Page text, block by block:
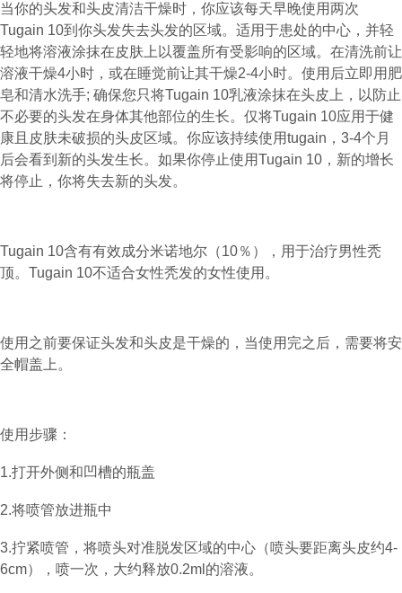
当你的头发和头皮清洁干燥时，你应该每天早晚使用两次
Tugain 10到你头发失去头发的区域。适用于患处的中心，并轻
轻地将溶液涂抹在皮肤上以覆盖所有受影响的区域。在清洗前让
溶液干燥4小时，或在睡觉前让其干燥2-4小时。使用后立即用肥
皂和清水洗手; 确保您只将Tugain 10乳液涂抹在头皮上，以防止
不必要的头发在身体其他部位的生长。仅将Tugain 10应用于健
康且皮肤未破损的头皮区域。你应该持续使用tugain，3-4个月
后会看到新的头发生长。如果你停止使用Tugain 10，新的增长
将停止，你将失去新的头发。
Tugain 10含有有效成分米诺地尔（10％），用于治疗男性秃
顶。Tugain 10不适合女性秃发的女性使用。
使用之前要保证头发和头皮是干燥的，当使用完之后，需要将安
全帽盖上。
使用步骤：
1.打开外侧和凹槽的瓶盖
2.将喷管放进瓶中
3.拧紧喷管，将喷头对准脱发区域的中心（喷头要距离头皮约4-
6cm），喷一次，大约释放0.2ml的溶液。